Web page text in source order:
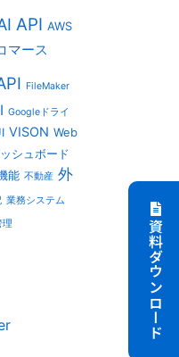
API AWS
マース
FileMaker
Googleドライ
VISON Web
シュボード
能 不動産 外
業務システム
理 資料ダウンロード